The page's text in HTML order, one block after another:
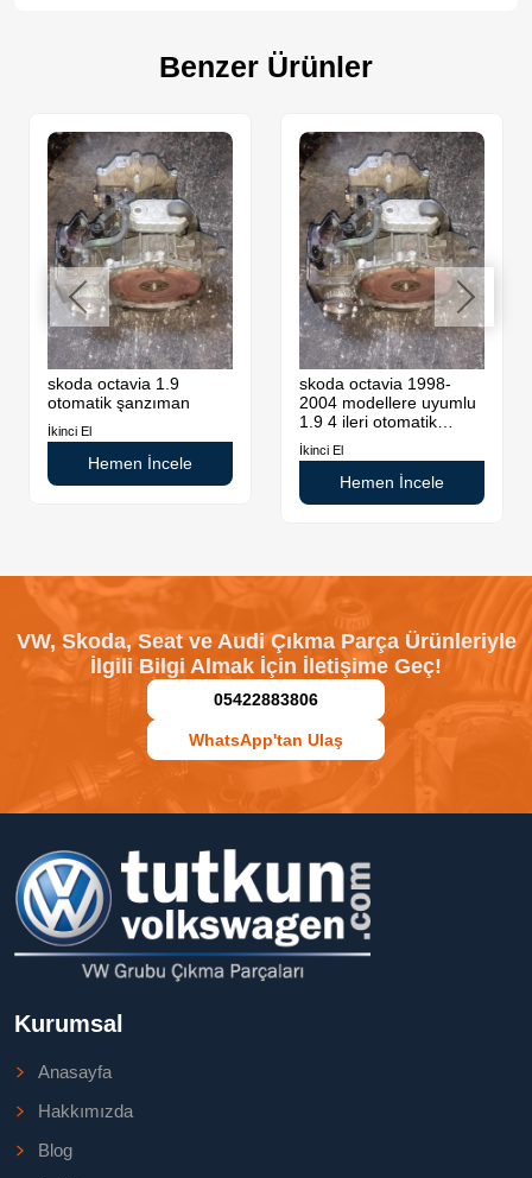
Benzer Ürünler
skoda octavia 1.9
otomatik şanzıman
İkinci El
Hemen İncele
skoda octavia 1998-
2004 modellere uyumlu
1.9 4 ileri otomatik
şanzıman
İkinci El
Hemen İncele
VW, Skoda, Seat ve Audi Çıkma Parça Ürünleriyle
İlgili Bilgi Almak İçin İletişime Geç!
05422883806
WhatsApp'tan Ulaş
Kurumsal
Anasayfa
Hakkımızda
Blog